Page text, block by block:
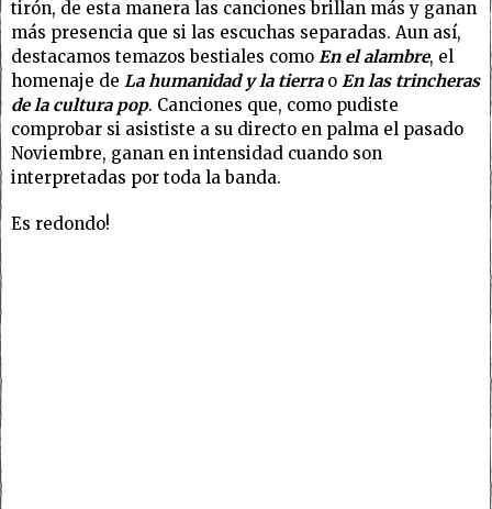
tirón, de esta manera las canciones brillan más y ganan
más presencia que si las escuchas separadas. Aun así,
destacamos temazos bestiales como En el alambre, el
homenaje de La humanidad y la tierrao En las trincheras
de la cultura pop. Canciones que, como pudiste
comprobar si asististe a su directo en palma el pasado
Noviembre, ganan en intensidad cuando son
interpretadas por toda la banda.
Es redondo!